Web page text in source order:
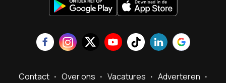
Contact Over ons Vacatures
Adverteren